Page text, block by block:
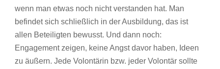
wenn man etwas noch nicht verstanden hat. Man
befindet sich schließlich in der Ausbildung, das ist
allen Beteiligten bewusst. Und dann noch:
Engagement zeigen, keine Angst davor haben, Ideen
zu äußern. Jede Volontärin bzw. jeder Volontär sollte